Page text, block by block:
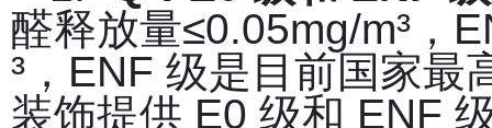
醛释放量≤0.05mg/m³，
³，ENF 级是目前国家最
装饰提供 E0 级和 ENF